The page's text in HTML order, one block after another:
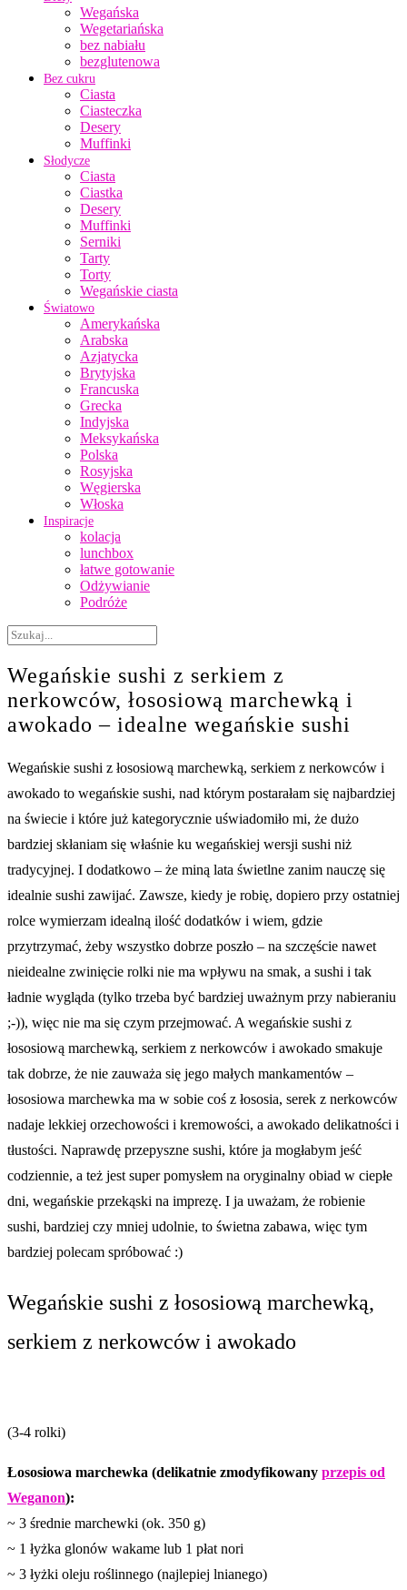
Wegańska
Wegetariańska
bez nabiału
bezglutenowa
Bez cukru
Ciasta
Ciasteczka
Desery
Muffinki
Słodycze
Ciasta
Ciastka
Desery
Muffinki
Serniki
Tarty
Torty
Wegańskie ciasta
Światowo
Amerykańska
Arabska
Azjatycka
Brytyjska
Francuska
Grecka
Indyjska
Meksykańska
Polska
Rosyjska
Węgierska
Włoska
Inspiracje
kolacja
lunchbox
łatwe gotowanie
Odżywianie
Podróże
Wegańskie sushi z serkiem z
nerkowców, łososiową marchewką i
awokado – idealne wegańskie sushi
Wegańskie sushi z łososiową marchewką, serkiem z nerkowców i
awokado to wegańskie sushi, nad którym postarałam się najbardziej
na świecie i które już kategorycznie uświadomiło mi, że dużo
bardziej skłaniam się właśnie ku wegańskiej wersji sushi niż
tradycyjnej. I dodatkowo – że miną lata świetlne zanim nauczę się
idealnie sushi zawijać. Zawsze, kiedy je robię, dopiero przy ostatniej
rolce wymierzam idealną ilość dodatków i wiem, gdzie
przytrzymać, żeby wszystko dobrze poszło – na szczęście nawet
nieidealne zwinięcie rolki nie ma wpływu na smak, a sushi i tak
ładnie wygląda (tylko trzeba być bardziej uważnym przy nabieraniu
;-)), więc nie ma się czym przejmować. A wegańskie sushi z
łososiową marchewką, serkiem z nerkowców i awokado smakuje
tak dobrze, że nie zauważa się jego małych mankamentów –
łososiowa marchewka ma w sobie coś z łososia, serek z nerkowców
nadaje lekkiej orzechowości i kremowości, a awokado delikatności i
tłustości. Naprawdę przepyszne sushi, które ja mogłabym jeść
codziennie, a też jest super pomysłem na oryginalny obiad w ciepłe
dni, wegańskie przekąski na imprezę. I ja uważam, że robienie
sushi, bardziej czy mniej udolnie, to świetna zabawa, więc tym
bardziej polecam spróbować :)
Wegańskie sushi z łososiową marchewką,
serkiem z nerkowców i awokado
(3-4 rolki)
Łososiowa marchewka (delikatnie zmodyfikowany przepis od
Weganon):
~ 3 średnie marchewki (ok. 350 g)
~ 1 łyżka glonów wakame lub 1 płat nori
~ 3 łyżki oleju roślinnego (najlepiej lnianego)